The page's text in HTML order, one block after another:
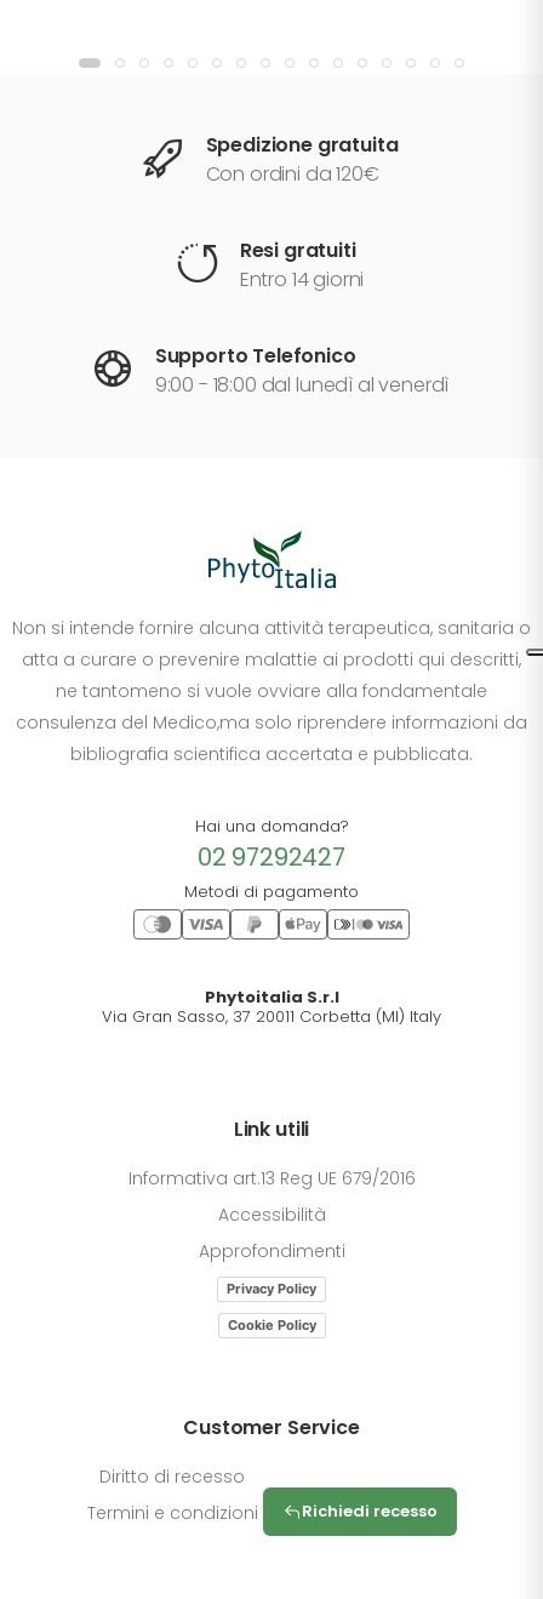
Spedizione gratuita
Con ordini da 120€
Resi gratuiti
Entro 14 giorni
Supporto Telefonico
9:00 - 18:00 dal lunedì al venerdì
Non si intende fornire alcuna attività terapeutica, sanitaria o
atta a curare o prevenire malattie ai prodotti qui descritti,
ne tantomeno si vuole ovviare alla fondamentale
consulenza del Medico,ma solo riprendere informazioni da
bibliografia scientifica accertata e pubblicata.
Hai una domanda?
02 97292427
Metodi di pagamento
Phytoitalia S.r.l
Via Gran Sasso, 37 20011 Corbetta (MI) Italy
Link utili
Informativa art.13 Reg UE 679/2016
Accessibilità
Approfondimenti
Privacy Policy
Cookie Policy
Customer Service
Diritto di recesso
Termini e condizioni
Richiedi recesso